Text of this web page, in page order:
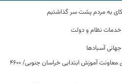
به مردم پشت سر گذاشتیم
خدمات نظام و دولت
آسبادها
تقدیر مقام عالی وزارت از عملکرد جهادی معاونت آموزش ابتدایی خراسان جنوبی/ ۴۶۰۰